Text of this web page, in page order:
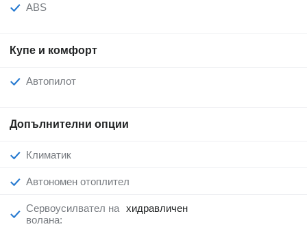
ABS
Купе и комфорт
Автопилот
Допълнителни опции
Климатик
Автономен отоплител
Сервоусилвател на
волана:
хидравличен